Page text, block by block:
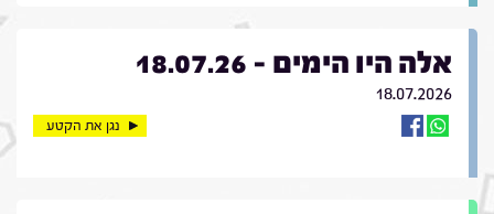
אלה היו הימים - 18.07.26
18.07.2026
נגן את הקטע